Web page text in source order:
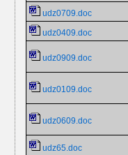
udz0709.doc
udz0409.doc
udz0909.doc
udz0109.doc
udz0609.doc
udz65.doc